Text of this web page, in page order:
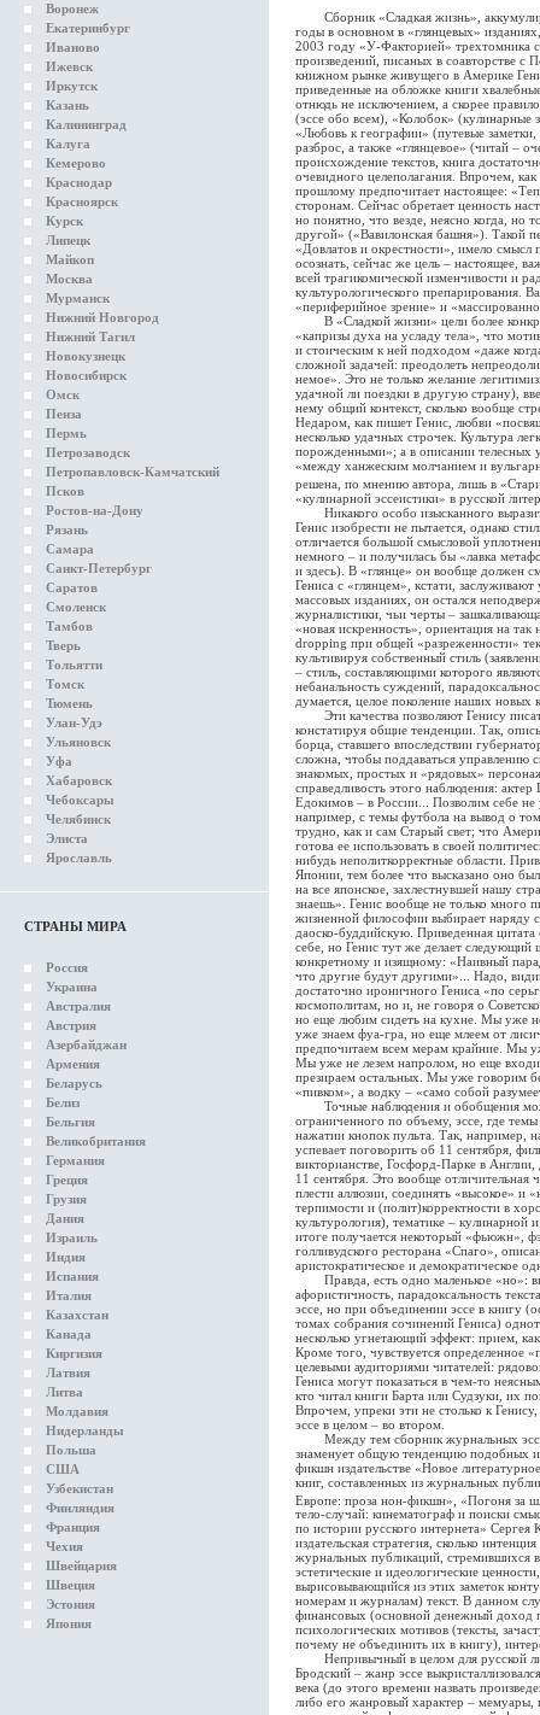
Воронеж
Екатеринбург
Иваново
Ижевск
Иркутск
Казань
Калининград
Калуга
Кемерово
Краснодар
Красноярск
Курск
Липецк
Майкоп
Москва
Мурманск
Нижний Новгород
Нижний Тагил
Новокузнецк
Новосибирск
Омск
Пенза
Пермь
Петрозаводск
Петропавловск-Камчатский
Псков
Ростов-на-Дону
Рязань
Самара
Санкт-Петербург
Саратов
Смоленск
Тамбов
Тверь
Тольятти
Томск
Тюмень
Улан-Удэ
Ульяновск
Уфа
Хабаровск
Чебоксары
Челябинск
Элиста
Ярославль
СТРАНЫ МИРА
Россия
Украина
Австралия
Австрия
Азербайджан
Армения
Беларусь
Белиз
Бельгия
Великобритания
Германия
Греция
Грузия
Дания
Израиль
Индия
Испания
Италия
Казахстан
Канада
Киргизия
Латвия
Литва
Молдавия
Нидерланды
Польша
США
Узбекистан
Финляндия
Франция
Чехия
Швейцария
Швеция
Эстония
Япония
Сборник «Сладкая жизнь»,
годы в основном в «глянцевых»
2003 году «У-Факторией» трехтомника
произведений, писаных в соавторстве
книжном рынке живущего в Америке
приведенные на обложке книги
отнюдь не исключением, а скорее
(эссе обо всем), «Колобок» (кулинарные
«Любовь к географии» (путевые
разброс, а также «глянцевое» (читай –
происхождение текстов, книга
очевидного целеполагания. Впрочем,
прошлому предпочитает настоящее:
сторонам. Сейчас обретает ценность
но понятно, что везде, неясно когда, но
другой» («Вавилонская башня»). Такой
«Довлатов и окрестности», имело
осознать, сейчас же цель – настоящее,
всей трагикомической изменчивости и
культурологического препарирования.
«периферийное зрение» и
В «Сладкой жизни» цели более
«капризы духа на усладу тела», что
и стоическим к ней подходом «даже
сложной задачей: преодолеть
немое». Это не только желание
удачной ли поездки в другую страну),
нему общий контекст, сколько вообще
Недаром, как пишет Генис, любви
несколько удачных строчек. Культура
порожденными»; а в описании телесных
«между ханжеским молчанием и
решена, по мнению автора, лишь в
«кулинарной эссеистики» в русской
Никакого особо изысканного
Генис изобрести не пытается, однако
отличается большой смысловой
немного – и получилась бы «лавка
и здесь). В «глянце» он вообще должен
Гениса с «глянцем», кстати,
массовых изданиях, он остался
журналистики, чьи черты –
«новая искренность», ориентация на
dropping при общей «разреженности»
культивируя собственный стиль
– стиль, составляющими которого
небанальность суждений,
думается, целое поколение наших новых
Эти качества позволяют Генису
констатируя общие тенденции. Так,
борца, ставшего впоследствии
сложна, чтобы поддаваться управлению
знакомых, простых и «рядовых»
справедливость этого наблюдения:
Едокимов – в России... Позволим себе не
например, с темы футбола на вывод о
трудно, как и сам Старый свет; что
готова ее использовать в своей
нибудь неполиткорректные области.
Японии, тем более что высказано оно
на все японское, захлестнувшей нашу
знаешь». Генис вообще не только много
жизненной философии выбирает наряду
даоско-буддийскую. Приведенная
себе, но Генис тут же делает
конкретному и изящному: «Наивный
что другие будут другими»... Надо,
достаточно ироничного Гениса «по
космополитам, но и, не говоря о
но еще любим сидеть на кухне. Мы уже
уже знаем фуа-гра, но еще млеем от
предпочитаем всем мерам крайние. Мы
Мы уже не лезем напролом, но еще
презираем остальных. Мы уже говорим
«пивком», а водку – «само собой
Точные наблюдения и обобщения
ограниченного по объему, эссе, где
нажатии кнопок пульта. Так, например,
успевает поговорить об 11 сентября,
викторианстве, Госфорд-Парке в Англии,
11 сентября. Это вообще отличительная
плести аллюзии, соединять «высокое» и
терпимости и (полит)корректности в
культурология), тематике – кулинарной
итоге получается некоторый «фьюжн»,
голливудского ресторана «Спаго»,
аристократическое и демократическое
Правда, есть одно маленькое «но»:
афористичность, парадоксальность
эссе, но при объединении эссе в книгу
томах собрания сочинений Гениса)
несколько угнетающий эффект: прием,
Кроме того, чувствуется определенное
целевыми аудиториями читателей:
Гениса могут показаться в чем-то
кто читал книги Барта или Судзуки, их
Впрочем, упреки эти не столько к
эссе в целом – во втором.
Между тем сборник журнальных эссе
знаменует общую тенденцию подобных
фикшн издательстве «Новое
книг, составленных из журнальных
Европе: проза нон-фикшн», «Погоня за
тело-случай: кинематограф и поиски
по истории русского интернета» Сергея
издательская стратегия, сколько
журнальных публикаций, стремившихся
эстетические и идеологические
вырисовывающийся из этих заметок
номерам и журналам) текст. В данном
финансовых (основной денежный доход
психологических мотивов (тексты,
почему не объединить их в книгу),
Непривычный в целом для русской
Бродский – жанр эссе
века (до этого времени назвать
либо его жанровый характер – мемуары,